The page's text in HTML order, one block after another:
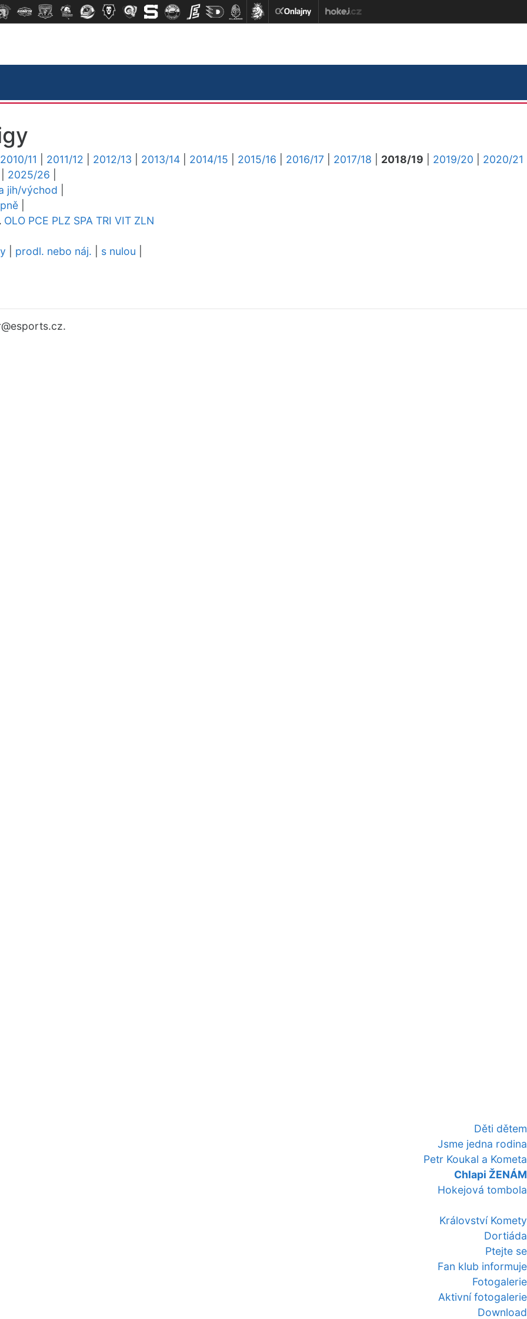
Děti dětem
Jsme jedna rodina
Petr Koukal a Kometa
Chlapi ŽENÁM
Hokejová tombola
Království Komety
Dortiáda
Ptejte se
Fan klub informuje
Fotogalerie
Aktivní fotogalerie
Download
2010/11 2011/12 2012/13 2013/14 2014/15 2015/16 2016/17 2017/18 2018/19 2019/20
2020/21
2025/26
jih/východ
OLO PCE PLZ SPA TRI VIT ZLN
prodl. nebo náj. s nulou
@esports.cz.